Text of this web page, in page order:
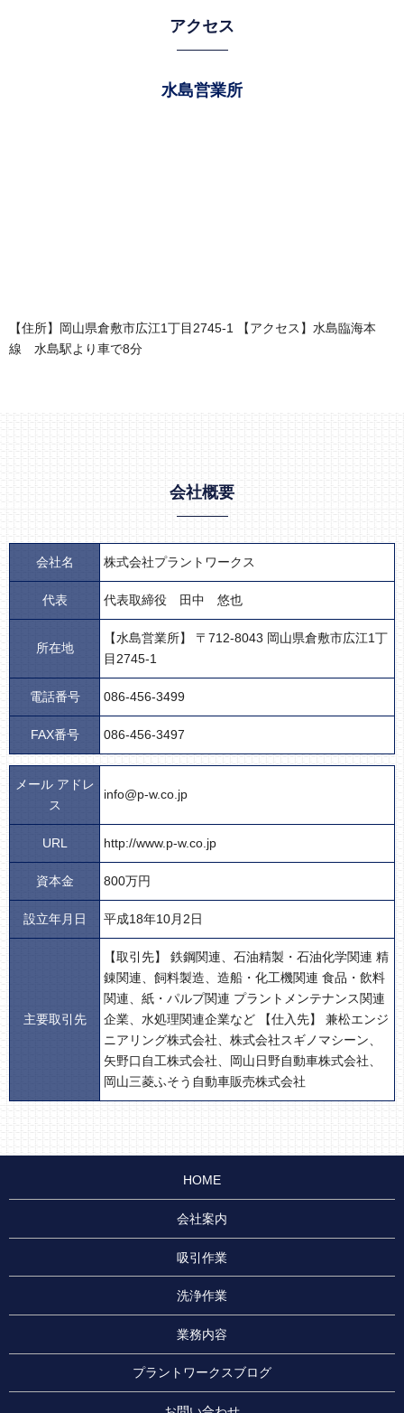
アクセス
水島営業所
【住所】岡山県倉敷市広江1丁目2745-1 【アクセス】水島臨海本
線 水島駅より車で8分
会社概要
会社名 株式会社プラントワークス
代表 代表取締役 田中 悠也
所在地
【水島営業所】 〒712-8043 岡山県倉敷市広江1丁
目2745-1
電話番号 086-456-3499
FAX番号 086-456-3497
メール アドレ
ス
info@p-w.co.jp
URL http://www.p-w.co.jp
資本金 800万円
設立年月日 平成18年10月2日
主要取引先
【取引先】 鉄鋼関連、石油精製・石油化学関連 精
錬関連、飼料製造、造船・化工機関連 食品・飲料
関連、紙・パルプ関連 プラントメンテナンス関連
企業、水処理関連企業など 【仕入先】 兼松エンジ
ニアリング株式会社、株式会社スギノマシーン、
矢野口自工株式会社、岡山日野自動車株式会社、
岡山三菱ふそう自動車販売株式会社
HOME
会社案内
吸引作業
洗浄作業
業務内容
プラントワークスブログ